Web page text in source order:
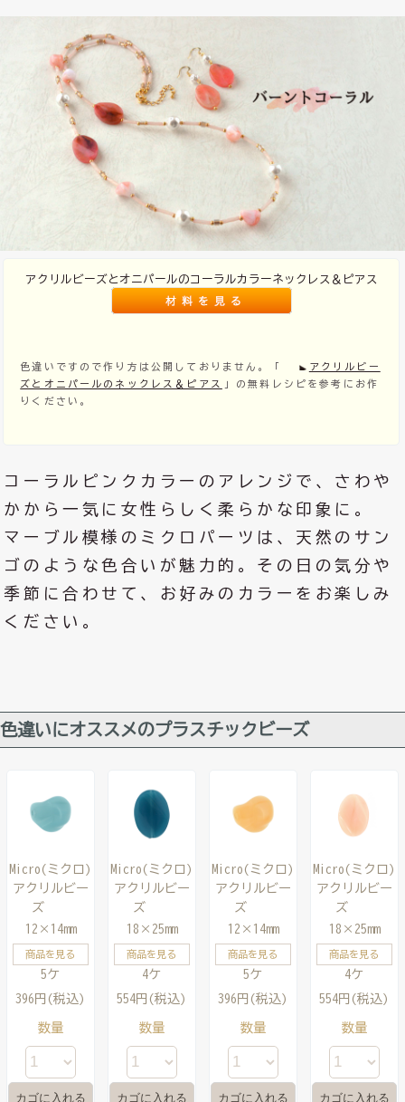
アクリルビーズとオニパールのコーラルカラーネックレス＆ピアス
色違いですので作り方は公開しておりません。「
アクリルビー
ズとオニパールのネックレス＆ピアス
」の無料レシピを参考にお作
りください。
コーラルピンクカラーのアレンジで、さわや
かから一気に女性らしく柔らかな印象に。
マーブル模様のミクロパーツは、天然のサン
ゴのような色合いが魅力的。その日の気分や
季節に合わせて、お好みのカラーをお楽しみ
ください。
色違いにオススメのプラスチックビーズ
Micro(ミクロ)
アクリルビー
ズ
12×14mm
商品を見る
5ケ
396円(税込)
数量
Micro(ミクロ)
アクリルビー
ズ
18×25mm
商品を見る
4ケ
554円(税込)
数量
Micro(ミクロ)
アクリルビー
ズ
12×14mm
商品を見る
5ケ
396円(税込)
数量
Micro(ミクロ)
アクリルビー
ズ
18×25mm
商品を見る
4ケ
554円(税込)
数量